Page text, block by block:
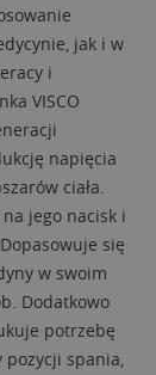
jak i w
i
VISCO
napięcia
ciała.
jego nacisk i
się
w swoim
Dodatkowo
potrzebę
pozycji spania,